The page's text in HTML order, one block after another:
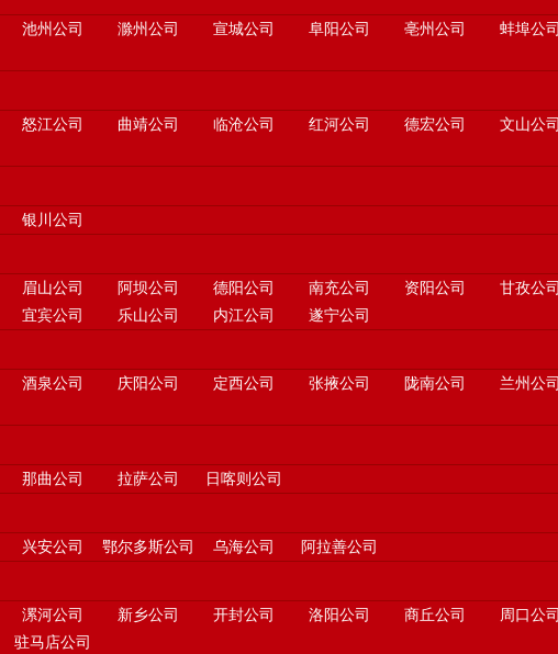
池州公司 滁州公司 宣城公司 阜阳公司 亳州公司 蚌埠公司
怒江公司 曲靖公司 临沧公司 红河公司 德宏公司 文山公司
银川公司
眉山公司 阿坝公司 德阳公司 南充公司 资阳公司 甘孜公司
宜宾公司 乐山公司 内江公司 遂宁公司
酒泉公司 庆阳公司 定西公司 张掖公司 陇南公司 兰州公司
那曲公司 拉萨公司 日喀则公司
兴安公司 鄂尔多斯公司 乌海公司 阿拉善公司
漯河公司 新乡公司 开封公司 洛阳公司 商丘公司 周口公司
驻马店公司